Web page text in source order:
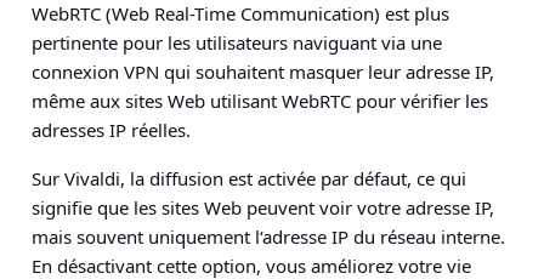
WebRTC (Web Real-Time Communication) est plus
pertinente pour les utilisateurs naviguant via une
connexion VPN qui souhaitent masquer leur adresse IP,
même aux sites Web utilisant WebRTC pour vérifier les
adresses IP réelles.
Sur Vivaldi, la diffusion est activée par défaut, ce qui
signifie que les sites Web peuvent voir votre adresse IP,
mais souvent uniquement l‘adresse IP du réseau interne.
En désactivant cette option, vous améliorez votre vie